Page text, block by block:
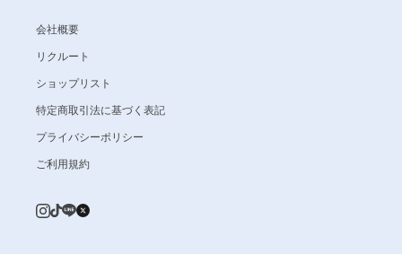
会社概要
リクルート
ショップリスト
特定商取引法に基づく表記
プライバシーポリシー
ご利用規約